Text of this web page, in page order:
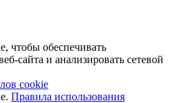
чтобы обеспечивать
сайта и анализировать сетевой
cookie
Правила использования